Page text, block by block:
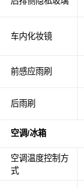
车内化妆镜
前感应雨刷
后雨刷
空调/冰箱
空调温度控制方
式